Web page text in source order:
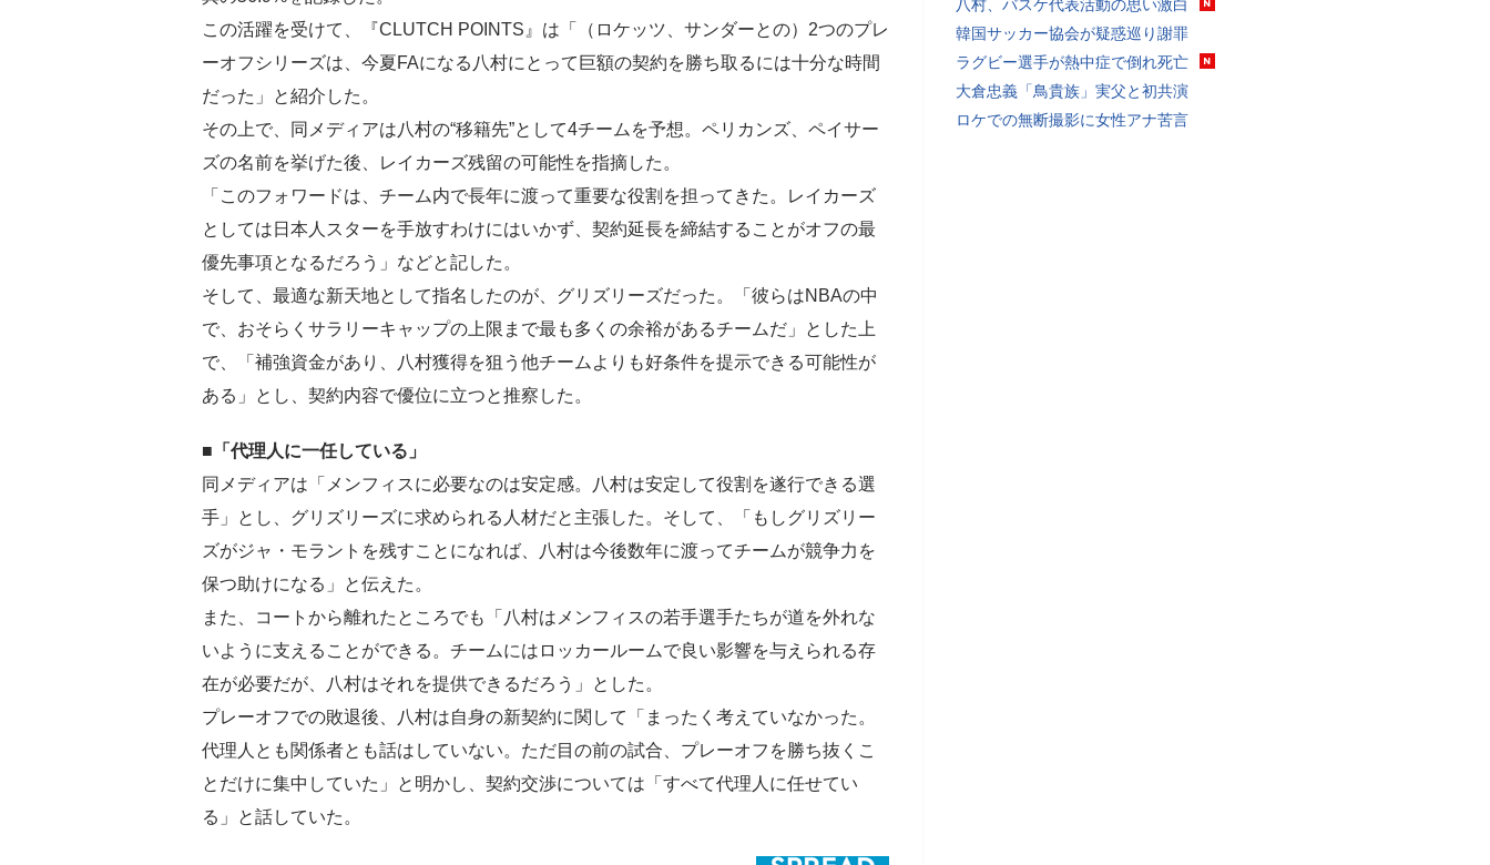
この活躍を受けて、『CLUTCH POINTS』は「（ロケッツ、サンダーとの）2つのプレ
ーオフシリーズは、今夏FAになる八村にとって巨額の契約を勝ち取るには十分な時間
だった」と紹介した。
その上で、同メディアは八村の“移籍先”として4チームを予想。ペリカンズ、ペイサー
ズの名前を挙げた後、レイカーズ残留の可能性を指摘した。
「このフォワードは、チーム内で長年に渡って重要な役割を担ってきた。レイカーズ
としては日本人スターを手放すわけにはいかず、契約延長を締結することがオフの最
優先事項となるだろう」などと記した。
そして、最適な新天地として指名したのが、グリズリーズだった。「彼らはNBAの中
で、おそらくサラリーキャップの上限まで最も多くの余裕があるチームだ」とした上
で、「補強資金があり、八村獲得を狙う他チームよりも好条件を提示できる可能性が
ある」とし、契約内容で優位に立つと推察した。
■「代理人に一任している」
同メディアは「メンフィスに必要なのは安定感。八村は安定して役割を遂行できる選
手」とし、グリズリーズに求められる人材だと主張した。そして、「もしグリズリー
ズがジャ・モラントを残すことになれば、八村は今後数年に渡ってチームが競争力を
保つ助けになる」と伝えた。
また、コートから離れたところでも「八村はメンフィスの若手選手たちが道を外れな
いように支えることができる。チームにはロッカールームで良い影響を与えられる存
在が必要だが、八村はそれを提供できるだろう」とした。
プレーオフでの敗退後、八村は自身の新契約に関して「まったく考えていなかった。
代理人とも関係者とも話はしていない。ただ目の前の試合、プレーオフを勝ち抜くこ
とだけに集中していた」と明かし、契約交渉については「すべて代理人に任せてい
る」と話していた。
八村、バスケ代表活動の思い激白
韓国サッカー協会が疑惑巡り謝罪
ラグビー選手が熱中症で倒れ死亡
大倉忠義「鳥貴族」実父と初共演
ロケでの無断撮影に女性アナ苦言